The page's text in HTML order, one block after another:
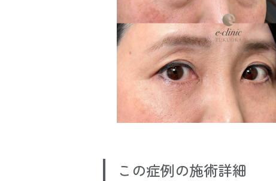
この症例の施術詳細